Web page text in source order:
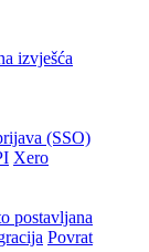
izvješća
(SSO)
Xero
postavljana
Povrat